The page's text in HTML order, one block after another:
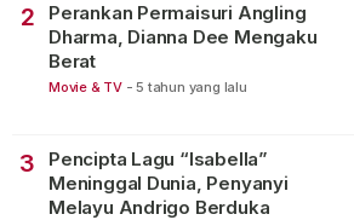
2
Perankan Permaisuri Angling
Dharma, Dianna Dee Mengaku
Berat
Movie & TV - 5 tahun yang lalu
3
Pencipta Lagu “Isabella”
Meninggal Dunia, Penyanyi
Melayu Andrigo Berduka